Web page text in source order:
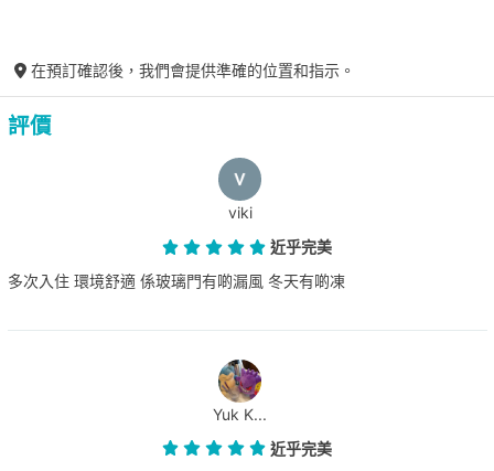
在預訂確認後，我們會提供準確的位置和指示。
評價
viki
近乎完美
多次入住 環境舒適 係玻璃門有啲漏風 冬天有啲凍
Yuk K...
近乎完美